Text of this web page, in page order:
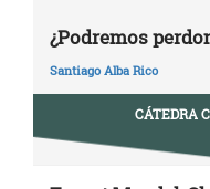
¿Podremos
Santiago Alba Rico
CÁTEDRA